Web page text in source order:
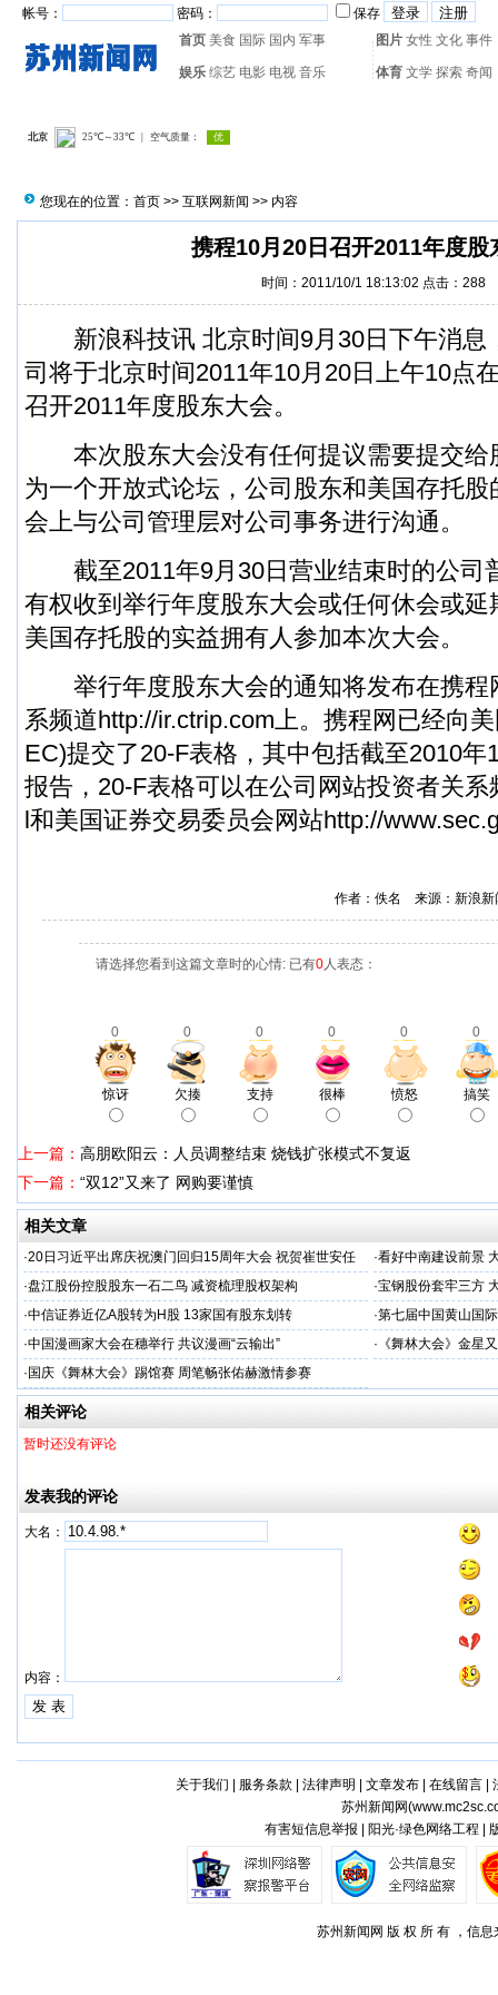
帐号： 密码：
保存
首页 美食 国际 国内 军事 图片 女性 文化 事件
娱乐 综艺 电影 电视 音乐 体育 文学 探索 奇闻
您现在的位置： 首页 >> 互联网新闻 >> 内容
携程10月20日召开2011年度股
时间：2011/10/1 18:13:02 点击： 288
新浪科技讯 北京时间9月30日下午消息
司将于北京时间2011年10月20日上午10点
召开2011年度股东大会。
本次股东大会没有任何提议需要提交给
为一个开放式论坛，公司股东和美国存托
会上与公司管理层对公司事务进行沟通。
截至2011年9月30日营业结束时的公司
有权收到举行年度股东大会或任何休会或
美国存托股的实益拥有人参加本次大会。
举行年度股东大会的通知将发布在携程
系频道http://ir.ctrip.com上。携程网已经向
EC)提交了20-F表格，其中包括截至2010年
报告，20-F表格可以在公司网站投资者关系
l和美国证券交易委员会网站http://
作者：佚名 来源：新浪
请选择您看到这篇文章时的心情: 已有0人表态：
0 0 0 0 0 0
惊讶 欠揍 支持 很棒 愤怒 搞笑
上一篇： 高朋欧阳云：人员调整结束 烧钱扩张模式不复返
下一篇： “双12”又来了 网购要谨慎
相关文章
·20日习近平出席庆祝澳门回归15周年大会 祝贺崔世安任
职区长
·看好中南建设前景
·盘江股份控股股东一石二鸟 减资梳理股权架构 ·宝钢股份套牢三方
·中信证券近亿A股转为H股 13家国有股东划转 ·第七届中国黄山国
·中国漫画家大会在穗举行 共议漫画“云输出” · 《舞林大会》金星
· 国庆《舞林大会》踢馆赛 周笔畅张佑赫激情参赛
相关评论
暂时还没有评论
发表我的评论
大名：
内容：
关于我们 服务条款 法律声明 文章发布| 在线留言|
苏州新闻网(
有害短信息举报 | 阳光·绿色网络工程 |
苏州新闻网 版 权 所 有 ，信